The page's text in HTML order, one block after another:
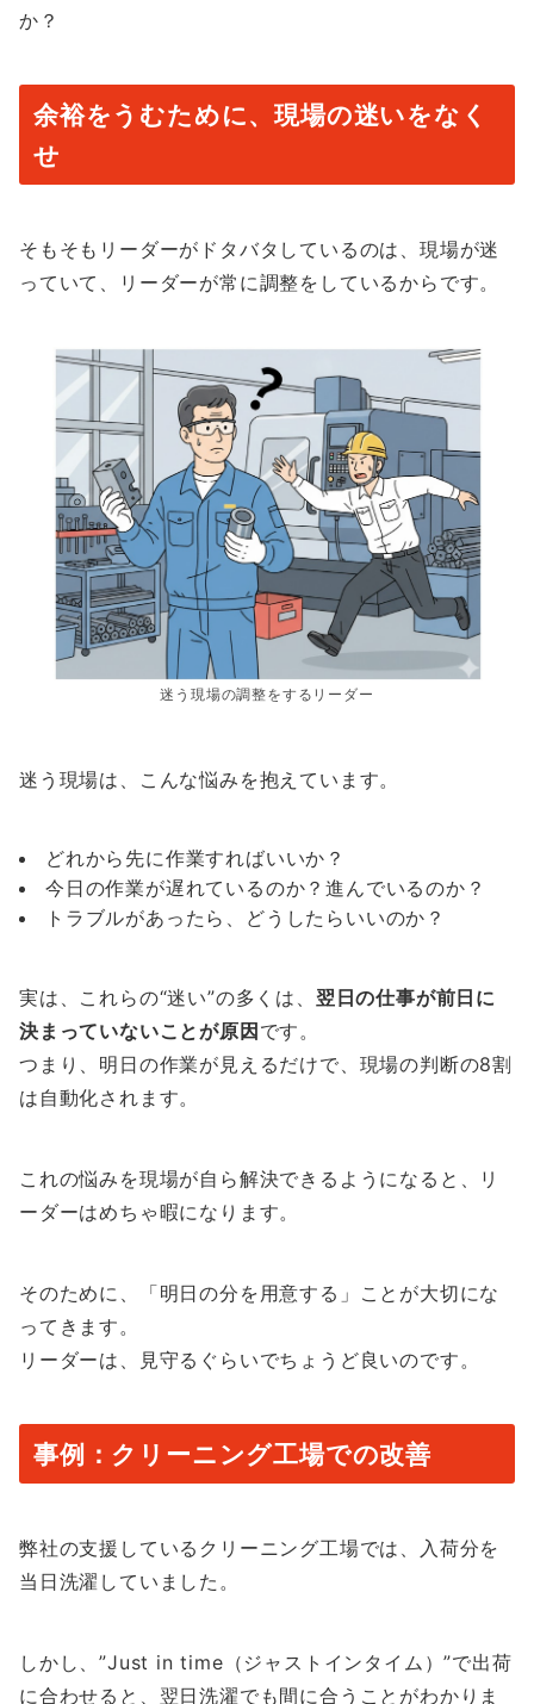
か？
余裕をうむために、現場の迷いをなく
せ
そもそもリーダーがドタバタしているのは、現場が迷
っていて、リーダーが常に調整をしているからです。
迷う現場の調整をするリーダー
迷う現場は、こんな悩みを抱えています。
どれから先に作業すればいいか？
今日の作業が遅れているのか？進んでいるのか？
トラブルがあったら、どうしたらいいのか？
実は、これらの“迷い”の多くは、 翌日の仕事が前日に
決まっていないことが原因 です。
つまり、明日の作業が見えるだけで、現場の判断の8割
は自動化されます。
これの悩みを現場が自ら解決できるようになると、リ
ーダーはめちゃ暇になります。
そのために、「明日の分を用意する」ことが大切にな
ってきます。
リーダーは、見守るぐらいでちょうど良いのです。
事例：クリーニング工場での改善
弊社の支援しているクリーニング工場では、入荷分を
当日洗濯していました。
しかし、”Just in time（ジャストインタイム）”で出荷
に合わせると、翌日洗濯でも間に合うことがわかりま